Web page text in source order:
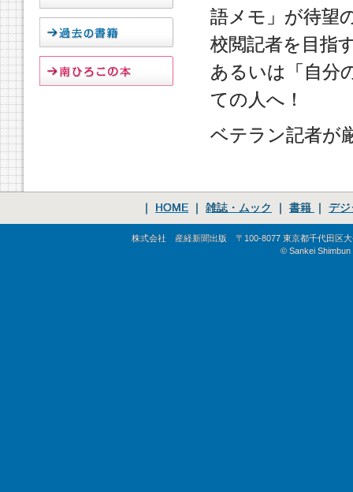
語メモ」が待望
校閲記者を目指
あるいは「自分
ての人へ！
ベテラン記者が
HOME 雑誌・ムック 書籍 デ
株式会社 産経新聞出版 〒100-8077 東京都千代田区
© Sankei Shimbun